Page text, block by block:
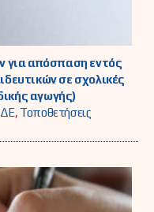
για απόσπαση εντός
σε σχολικές
αγωγής)
, Τοποθετήσεις